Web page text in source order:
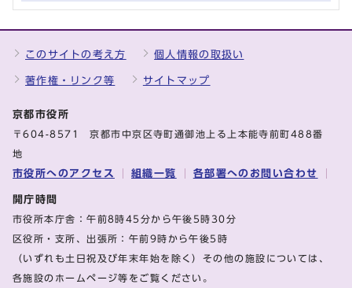
このサイトの考え方 個人情報の取扱い
著作権・リンク等 サイトマップ
京都市役所
〒604-8571 京都市中京区寺町通御池上る上本能寺前町488番
地
市役所へのアクセス 組織一覧 各部署へのお問い合わせ
開庁時間
市役所本庁舎：午前8時45分から午後5時30分
区役所・支所、出張所：午前9時から午後5時
（いずれも土日祝及び年末年始を除く）その他の施設については、
各施設のホームページ等をご覧ください。